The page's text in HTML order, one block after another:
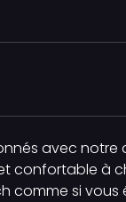
avec
confortable à
comme si vous